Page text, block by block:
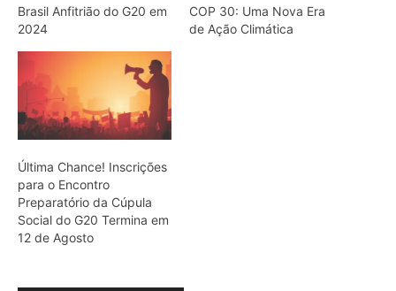
Brasil Anfitrião do G20 em
2024
COP 30: Uma Nova Era
de Ação Climática
Última Chance! Inscrições
para o Encontro
Preparatório da Cúpula
Social do G20 Termina em
12 de Agosto